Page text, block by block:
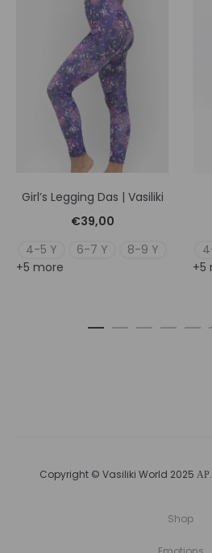
Girl’s Legging Das | Vasiliki
€39,00
4-5 Y
6-7 Y
8-9 Y
+5 more
+5
Copyright © Vasiliki World 2025
Shop